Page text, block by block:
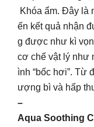
Khóa ẩm. Đây là
ến kết quả nhận
g được như kì
cơ chế vật lý như
ình “bốc hơi”. Từ
ượng bì và hấp
–
Aqua Soothing